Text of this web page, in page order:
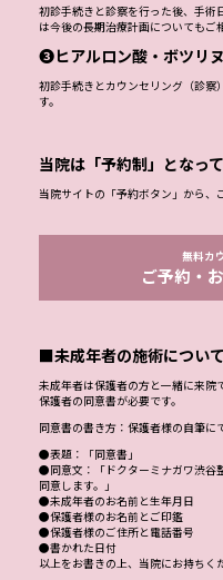
初診手続きと診察を行った後、手術
は今後の長期治療計画についてもご
❸ヒアルロン酸・ボツリ
初診手続きとカウンセリング（診察
す。
当院は「予約制」となって
当院サイトの「予約ボタン」から、
無料カ
ご予約・
■未成年者の施術について
未成年者は保護者の方と一緒に来院
保護者の同意書が必要です。
同意書の書き方：保護者様の自筆に
●表題：「同意書」
●同意文：「ドクターミナガワ渋
同意します。」
●未成年者のお名前と生年月日
●保護者様のお名前とご印鑑
●保護者様のご住所と電話番号
●書かれた日付
以上をお書きの上、当院にお持ちく